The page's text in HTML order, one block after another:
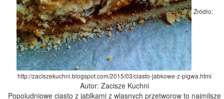
Źródło:
http://zaciszekuchni.blogspot.com/2015/03/ciasto-jabkowe-z-pigwa.html
Autor: Zacisze Kuchni
Popoludniowe ciasto z jablkami z wlasnych przetworow to najmilsze